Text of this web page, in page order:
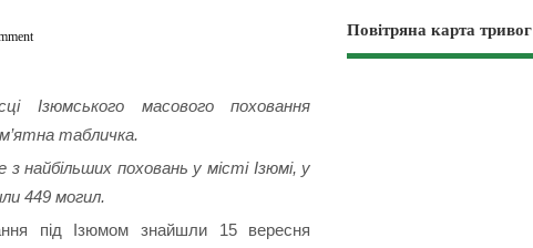
Ізюмського масового поховання
табличка.
з найбільших поховань у місті Ізюмі, у
449 могил.
під Ізюмом знайшли 15 вересня
Повітряна карта тривог